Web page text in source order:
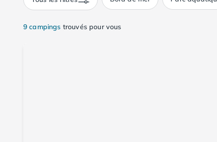
Camping Benodet
Camping Carantec
9 campings trouvés pour vous